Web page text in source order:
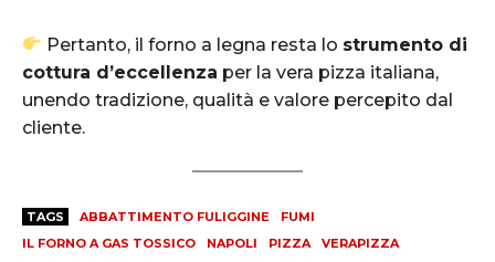
Pertanto, il forno a legna resta lo strumento di
cottura d’eccellenza per la vera pizza italiana,
unendo tradizione, qualità e valore percepito dal
cliente.
TAGS ABBATTIMENTO FULIGGINE
FUMI
IL FORNO A GAS TOSSICO
NAPOLI PIZZA VERAPIZZA